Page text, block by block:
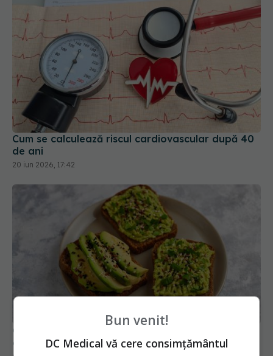
Cum se calculează riscul cardiovascular după 40
de ani
20 iun 2026, 17:42
Ce se întâmplă cu inima ta când mănânci
avocado, potrivit unui cardiolog
Bun venit!
DC Medical vă cere consimțământul